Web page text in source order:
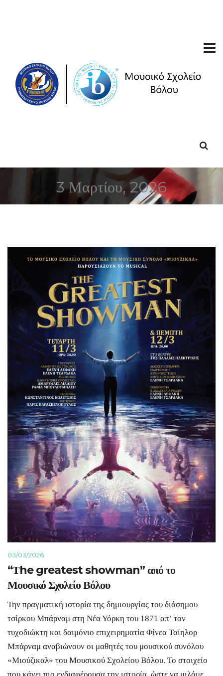
3 Μαρτίου, 2026
03/03/2026
“Τhe greatest showman” από το
Μουσικό Σχολείο Βόλου
Την πραγματική ιστορία της δημιουργίας του διάσημου
τσίρκου Μπάρναμ στη Νέα Υόρκη του 1871 απ’ τον
τυχοδιώκτη και δαιμόνιο επιχειρηματία Φίνεα Ταίηλορ
Μπάρναμ αναβιώνουν οι μαθητές του μουσικού συνόλου
«Μιούζικαλ» του Μουσικού Σχολείου Βόλου. Το στοιχείο